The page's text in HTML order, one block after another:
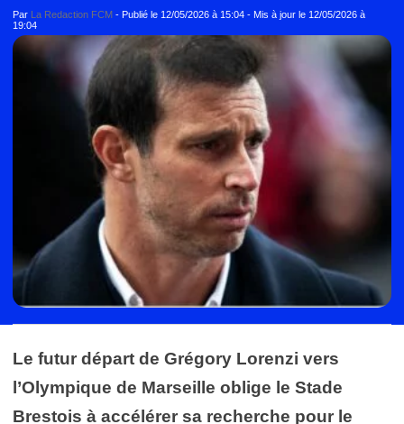
Par La Redaction FCM - Publié le 12/05/2026 à 15:04 - Mis à jour le 12/05/2026 à
19:04
Le futur départ de Grégory Lorenzi vers
l’Olympique de Marseille oblige le Stade
Brestois à accélérer sa recherche pour le